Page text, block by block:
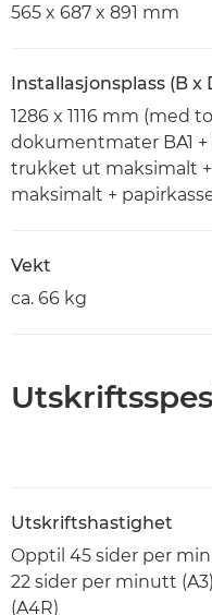
565 x 687 x 891 mm
Installasjonsplass (B x
1286 x 1116 mm (med
dokumentmater BA1
trukket ut maksimalt
maksimalt +
Vekt
ca. 66 kg
Utskriftshastighet
Opptil 45 sider per
22 sider per minutt
(A4R)